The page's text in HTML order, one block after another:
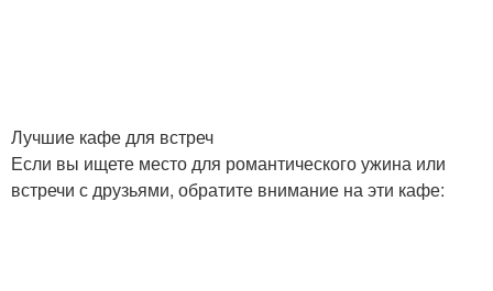
Лучшие кафе для встреч
Если вы ищете место для романтического ужина или
встречи с друзьями, обратите внимание на эти кафе: